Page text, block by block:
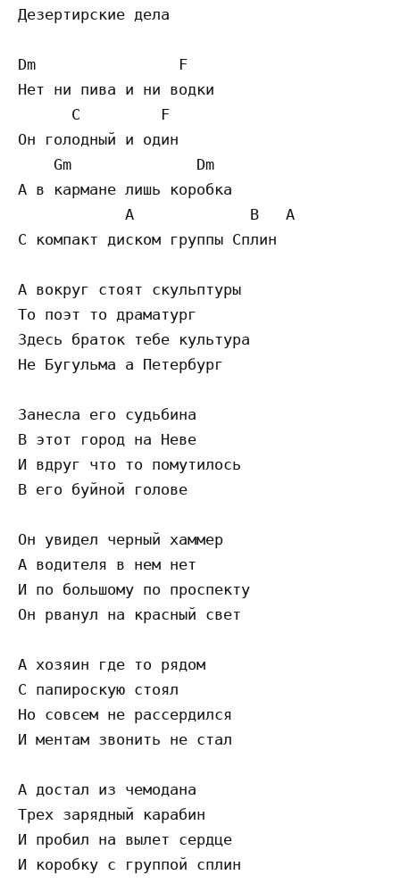
Дезертирские дела
Dm                F
Нет ни пива и ни водки
      C         F
Он голодный и один
    Gm              Dm
А в кармане лишь коробка
            A             B   A
С компакт диском группы Сплин
А вокруг стоят скульптуры
То поэт то драматург
Здесь браток тебе культура
Не Бугульма а Петербург
Занесла его судьбина
В этот город на Неве
И вдруг что то помутилось
В его буйной голове
Он увидел черный хаммер
А водителя в нем нет
И по большому по проспекту
Он рванул на красный свет
А хозяин где то рядом
С папироскую стоял
Но совсем не рассердился
И ментам звонить не стал
А достал из чемодана
Трех зарядный карабин
И пробил на вылет сердце
И коробку с группой сплин